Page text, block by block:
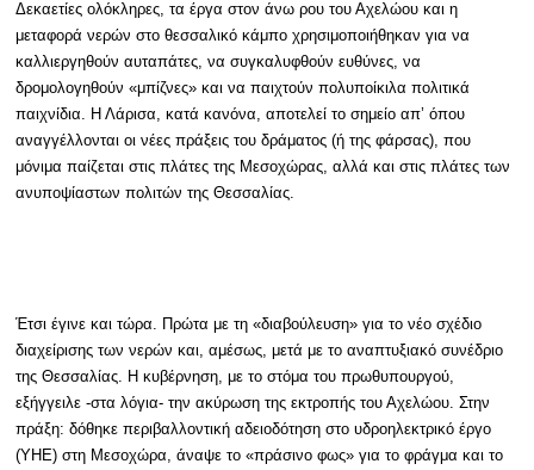
Δεκαετίες ολόκληρες, τα έργα στον άνω ρου του Αχελώου και η
μεταφορά νερών στο θεσσαλικό κάμπο χρησιμοποιήθηκαν για να
καλλιεργηθούν αυταπάτες, να συγκαλυφθούν ευθύνες, να
δρομολογηθούν «μπίζνες» και να παιχτούν πολυποίκιλα πολιτικά
παιχνίδια. Η Λάρισα, κατά κανόνα, αποτελεί το σημείο απ’ όπου
αναγγέλλονται οι νέες πράξεις του δράματος (ή της φάρσας), που
μόνιμα παίζεται στις πλάτες της Μεσοχώρας, αλλά και στις πλάτες των
ανυποψίαστων πολιτών της Θεσσαλίας.
Έτσι έγινε και τώρα. Πρώτα με τη «διαβούλευση» για το νέο σχέδιο
διαχείρισης των νερών και, αμέσως, μετά με το αναπτυξιακό συνέδριο
της Θεσσαλίας. Η κυβέρνηση, με το στόμα του πρωθυπουργού,
εξήγγειλε -στα λόγια- την ακύρωση της εκτροπής του Αχελώου. Στην
πράξη: δόθηκε περιβαλλοντική αδειοδότηση στο υδροηλεκτρικό έργο
(ΥΗΕ) στη Μεσοχώρα, άναψε το «πράσινο φως» για το φράγμα και το